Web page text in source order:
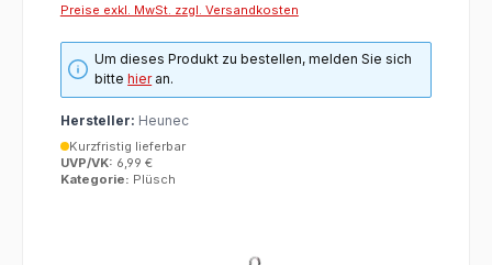
Preise exkl. MwSt. zzgl. Versandkosten
Um dieses Produkt zu bestellen, melden Sie sich
bittehieran.
Hersteller: Heunec
Kurzfristig lieferbar
UVP/VK: 6,99 €
Kategorie: Plüsch